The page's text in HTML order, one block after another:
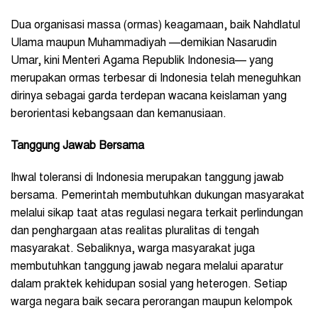
Dua organisasi massa (ormas) keagamaan, baik Nahdlatul
Ulama maupun Muhammadiyah —demikian Nasarudin
Umar, kini Menteri Agama Republik Indonesia— yang
merupakan ormas terbesar di Indonesia telah meneguhkan
dirinya sebagai garda terdepan wacana keislaman yang
berorientasi kebangsaan dan kemanusiaan.
Tanggung Jawab Bersama
Ihwal toleransi di Indonesia merupakan tanggung jawab
bersama. Pemerintah membutuhkan dukungan masyarakat
melalui sikap taat atas regulasi negara terkait perlindungan
dan penghargaan atas realitas pluralitas di tengah
masyarakat. Sebaliknya, warga masyarakat juga
membutuhkan tanggung jawab negara melalui aparatur
dalam praktek kehidupan sosial yang heterogen. Setiap
warga negara baik secara perorangan maupun kelompok